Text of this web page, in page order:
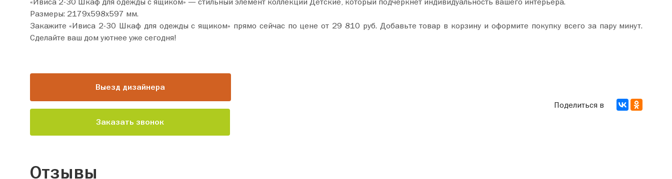
Размеры: 2179х598х597 мм.
Закажите «Ивиса 2-30 Шкаф для одежды с ящиком» прямо сейчас по цене от 29 810 руб. Добавьте товар в корзину и оформите покупку всего за пару минут.
Сделайте ваш дом уютнее уже сегодня!
Выезд дизайнера
Заказать звонок
Поделиться в
Отзывы